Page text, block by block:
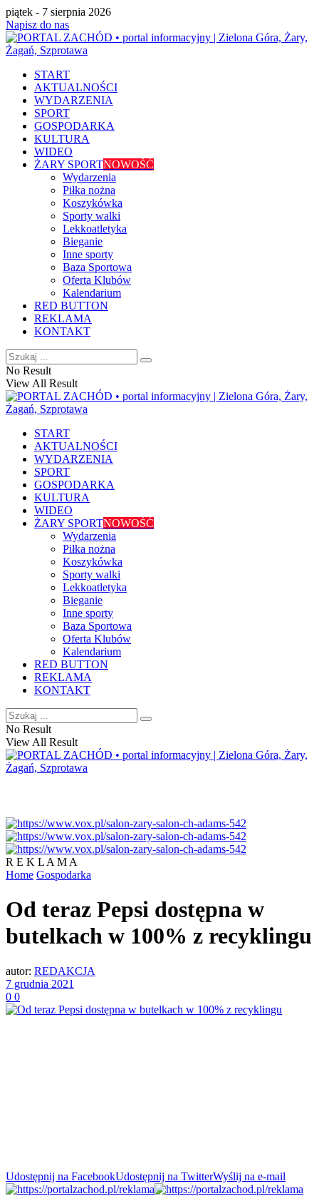
piątek - 7 sierpnia 2026
Napisz do nas
START
AKTUALNOŚCI
WYDARZENIA
SPORT
GOSPODARKA
KULTURA
WIDEO
ŻARY SPORTNOWOŚĆ
Wydarzenia
Piłka nożna
Koszykówka
Sporty walki
Lekkoatletyka
Bieganie
Inne sporty
Baza Sportowa
Oferta Klubów
Kalendarium
RED BUTTON
REKLAMA
KONTAKT
No Result
View All Result
START
AKTUALNOŚCI
WYDARZENIA
SPORT
GOSPODARKA
KULTURA
WIDEO
ŻARY SPORTNOWOŚĆ
Wydarzenia
Piłka nożna
Koszykówka
Sporty walki
Lekkoatletyka
Bieganie
Inne sporty
Baza Sportowa
Oferta Klubów
Kalendarium
RED BUTTON
REKLAMA
KONTAKT
No Result
View All Result
R E K L A M A
Home Gospodarka
Od teraz Pepsi dostępna w
butelkach w 100% z recyklingu
autor: REDAKCJA
7 grudnia 2021
0 0
Udostępnij na FacebookUdostępnij na TwitterWyślij na e-mail